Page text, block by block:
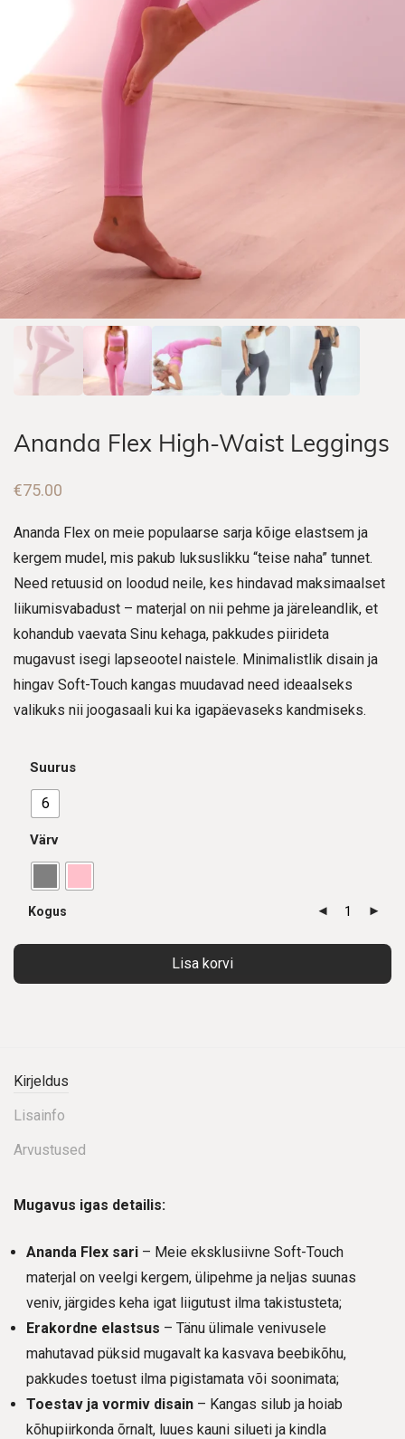
Ananda Flex High-Waist Leggings
€75.00
Ananda Flex on meie populaarse sarja kõige elastsem ja
kergem mudel, mis pakub luksuslikku “teise naha” tunnet.
Need retuusid on loodud neile, kes hindavad maksimaalset
liikumisvabadust – materjal on nii pehme ja järeleandlik, et
kohandub vaevata Sinu kehaga, pakkudes piirideta
mugavust isegi lapseootel naistele. Minimalistlik disain ja
hingav Soft-Touch kangas muudavad need ideaalseks
valikuks nii joogasaali kui ka igapäevaseks kandmiseks.
Suurus
6
Värv
Kogus
Lisa korvi
Kirjeldus
Lisainfo
Arvustused
Mugavus igas detailis:
Ananda Flex sari – Meie eksklusiivne Soft-Touch
materjal on veelgi kergem, ülipehme ja neljas suunas
veniv, järgides keha igat liigutust ilma takistusteta;
Erakordne elastsus – Tänu ülimale venivusele
mahutavad püksid mugavalt ka kasvava beebikõhu,
pakkudes toetust ilma pigistamata või soonimata;
Toestav ja vormiv disain – Kangas silub ja hoiab
kõhupiirkonda õrnalt, luues kauni silueti ja kindla